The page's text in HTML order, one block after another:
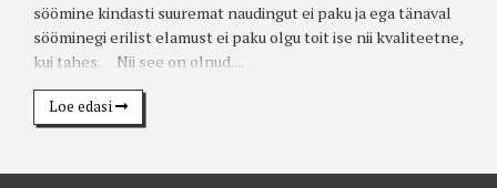
söömine kindasti suuremat naudingut ei paku ja ega tänaval
sööminegi erilist elamust ei paku olgu toit ise nii kvaliteetne,
kui tahes. Nii see on olnud....
Loe edasi